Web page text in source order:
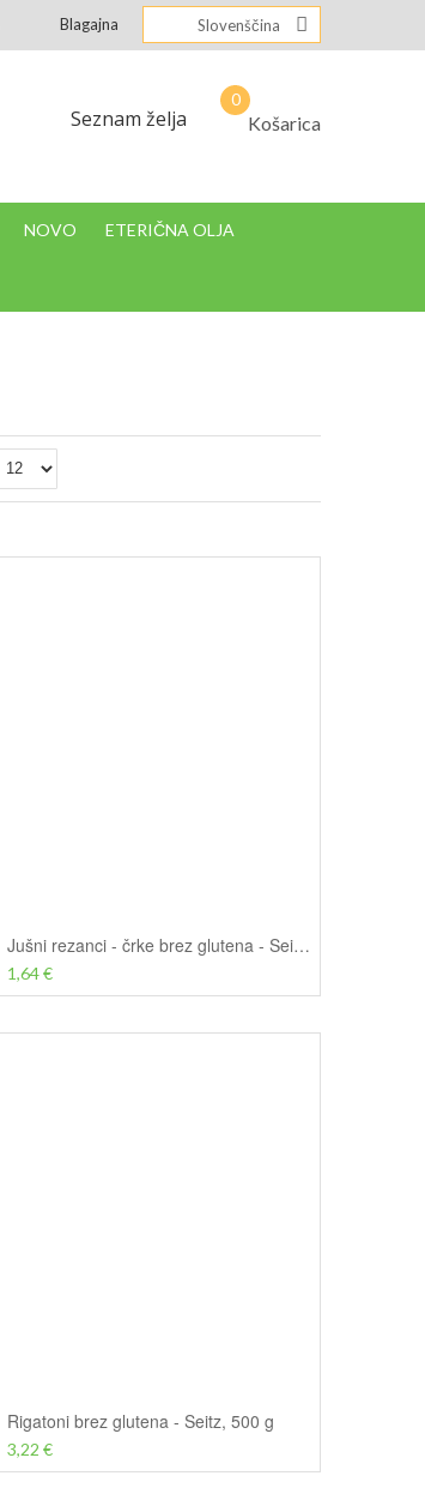
Blagajna Slovenščina
Seznam želja Košarica
NOVO ETERIČNA OLJA
Jušni rezanci - črke brez glutena - Seitz, 250 g
1,64 €
Rigatoni brez glutena - Seitz, 500 g
3,22 €